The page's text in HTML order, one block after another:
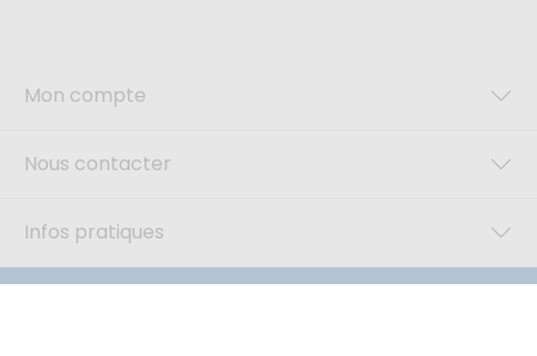
Mon compte
Nous contacter
Infos pratiques